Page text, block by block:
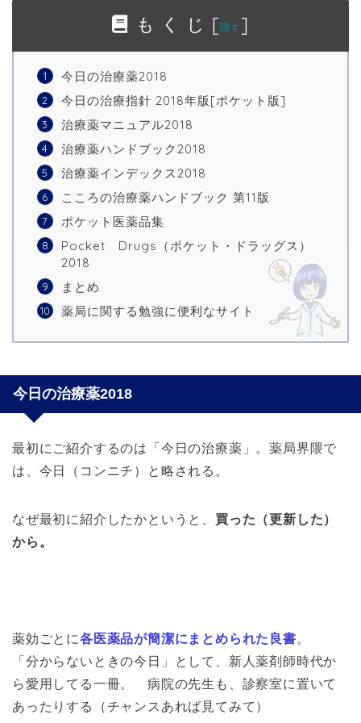
も く じ [隠す ]
今日の治療薬2018
今日の治療指針 2018年版[ポケット版]
治療薬マニュアル2018
治療薬ハンドブック2018
治療薬インデックス2018
こころの治療薬ハンドブック 第11版
ポケット医薬品集
Pocket Drugs（ポケット・ドラッグス）
2018
まとめ
薬局に関する勉強に便利なサイト
今日の治療薬2018
最初にご紹介するのは「今日の治療薬」。薬局界隈で
は、今日（コンニチ）と略される。
なぜ最初に紹介したかというと、 買った（更新した）
から。
薬効ごとに各医薬品が簡潔にまとめられた良書。
「分からないときの今日」として、新人薬剤師時代か
ら愛用してる一冊。 病院の先生も、診察室に置いて
あったりする（チャンスあれば見てみて）